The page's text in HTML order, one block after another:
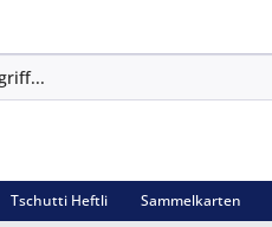
Tschutti Heftli Sammelkarten